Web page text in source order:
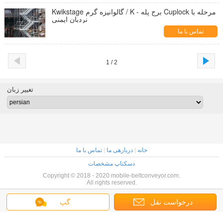
Kwikstage گالوانیزه گرم / K - برج پله Cuplock مرحله با
نردبان ایمنی
تماس با ما
1 / 2
گپ درخواست نقل
تغییر زبان
خانه |دربارهی ما |تماس با ما
دسکتاپ مشخصات
Copyright © 2018 - 2020 mobile-beltconveyor.com.
All rights reserved.